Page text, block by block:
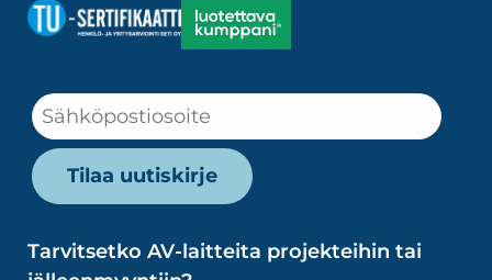
Tarvitsetko AV-laitteita projekteihin tai